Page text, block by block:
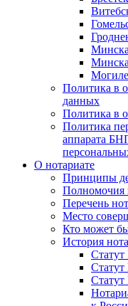
Политика в
данных
Политика в
Политика
аппарата
О нотариате
Принципы
Полномочия
Перечень
Место
Кто может
История